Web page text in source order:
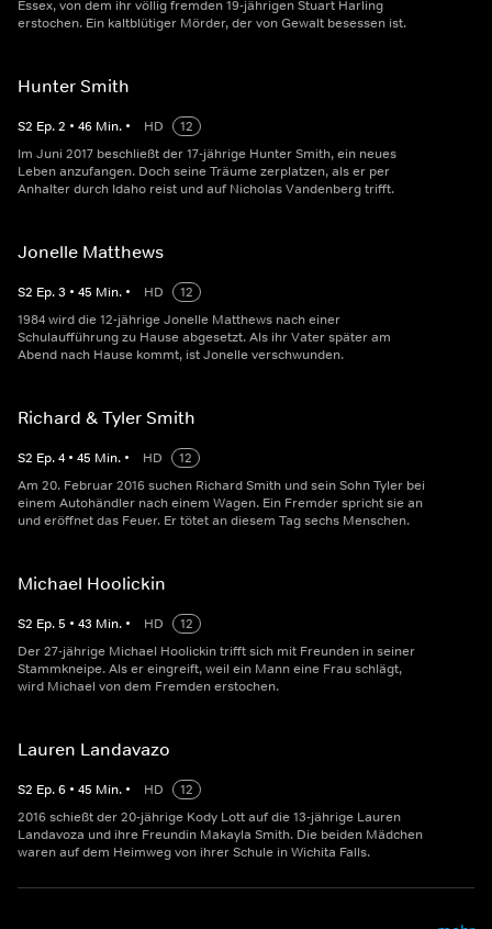
Essex, von dem ihr völlig fremden 19-jährigen Stuart Harling
erstochen. Ein kaltblütiger Mörder, der von Gewalt besessen ist.
Hunter Smith
S2 Ep.2 • 46 Min. • HD
12
Im Juni 2017 beschließt der 17-jährige Hunter Smith, ein neues
Leben anzufangen. Doch seine Träume zerplatzen, als er per
Anhalter durch Idaho reist und auf Nicholas Vandenberg trifft.
Jonelle Matthews
S2 Ep.3 • 45 Min. • HD
12
1984 wird die 12-jährige Jonelle Matthews nach einer
Schulaufführung zu Hause abgesetzt. Als ihr Vater später am
Abend nach Hause kommt, ist Jonelle verschwunden.
Richard & Tyler Smith
S2 Ep.4 • 45 Min. • HD
12
Am 20. Februar 2016 suchen Richard Smith und sein Sohn Tyler bei
einem Autohändler nach einem Wagen. Ein Fremder spricht sie an
und eröffnet das Feuer. Er tötet an diesem Tag sechs Menschen.
Michael Hoolickin
S2 Ep.5 • 43 Min. • HD
12
Der 27-jährige Michael Hoolickin trifft sich mit Freunden in seiner
Stammkneipe. Als er eingreift, weil ein Mann eine Frau schlägt,
wird Michael von dem Fremden erstochen.
Lauren Landavazo
S2 Ep.6 • 45 Min. • HD
12
2016 schießt der 20-jährige Kody Lott auf die 13-jährige Lauren
Landavoza und ihre Freundin Makayla Smith. Die beiden Mädchen
waren auf dem Heimweg von ihrer Schule in Wichita Falls.